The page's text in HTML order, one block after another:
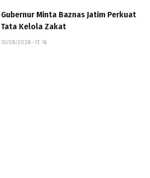
Gubernur Minta Baznas Jatim Perkuat
Tata Kelola Zakat
10/08/2026 - 13:16